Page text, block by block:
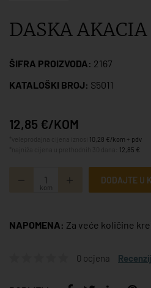
DASKA AKACIA
ŠIFRA PROIZVODA: 2167
KATALOŠKI BROJ: S5011
12,85 €/KOM
10,28 €/kom + pdv
12,85 €
kom
DODAJTE U
NAPOMENA: Za veće količine
0 ocjena